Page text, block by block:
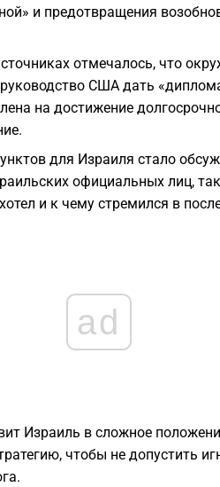
и предотвращения
отмечалось, что
США дать
на достижение
для Израиля стало
официальных лиц,
и к чему стремился в
ad
Израиль в сложное
чтобы не допустить